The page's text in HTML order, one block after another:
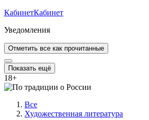
КабинетКабинет
Уведомления
Отметить все как прочитанные
Показать ещё
18+
Все
Художественная литература